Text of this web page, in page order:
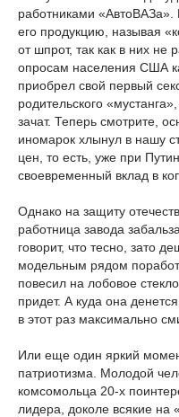
работниками «АвтоВАЗа».
его продукцию, называя
от шпрот, так как в них
опросам населения США
приобрел свой первый
родительского
зачат. Теперь смотрите,
иномарок хлынул в нашу
цен, то есть, уже при
своевременный вклад в
Однако на защиту
работница завода
говорит, что тесно, зато
модельным рядом
повесил на лобовое
придет. А куда она
в этот раз максимально
Или еще один яркий
патриотизма. Молодой
комсомольца 20-х
лидера, доколе всякие